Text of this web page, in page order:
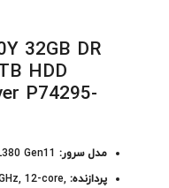
32GB DR
HDD
P74295-
مدل سرور:
پردازنده: 12-core,